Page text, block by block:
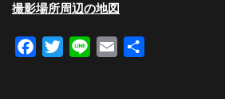
撮影場所周辺の地図
Facebook
TwitterLine Email